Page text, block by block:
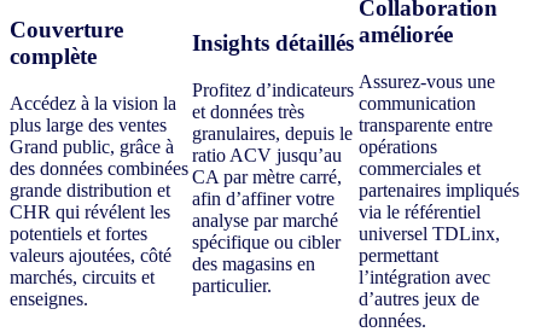
Couverture
complète
Accédez à la vision la
plus large des ventes
Grand public, grâce à
des données combinées
grande distribution et
CHR qui révélent les
potentiels et fortes
valeurs ajoutées, côté
marchés, circuits et
enseignes.
Insights détaillés
Profitez d’indicateurs
et données très
granulaires, depuis le
ratio ACV jusqu’au
CA par mètre carré,
afin d’affiner votre
analyse par marché
spécifique ou cibler
des magasins en
particulier.
Collaboration
améliorée
Assurez-vous une
communication
transparente entre
opérations
commerciales et
partenaires impliqués
via le référentiel
universel TDLinx,
permettant
l’intégration avec
d’autres jeux de
données.